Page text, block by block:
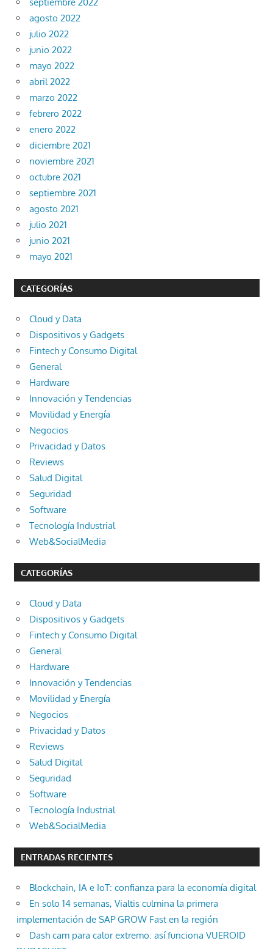
septiembre 2022
agosto 2022
julio 2022
junio 2022
mayo 2022
abril 2022
marzo 2022
febrero 2022
enero 2022
diciembre 2021
noviembre 2021
octubre 2021
septiembre 2021
agosto 2021
julio 2021
junio 2021
mayo 2021
CATEGORÍAS
Cloud y Data
Dispositivos y Gadgets
Fintech y Consumo Digital
General
Hardware
Innovación y Tendencias
Movilidad y Energía
Negocios
Privacidad y Datos
Reviews
Salud Digital
Seguridad
Software
Tecnología Industrial
Web&SocialMedia
CATEGORÍAS
Cloud y Data
Dispositivos y Gadgets
Fintech y Consumo Digital
General
Hardware
Innovación y Tendencias
Movilidad y Energía
Negocios
Privacidad y Datos
Reviews
Salud Digital
Seguridad
Software
Tecnología Industrial
Web&SocialMedia
ENTRADAS RECIENTES
Blockchain, IA e IoT: confianza para la economía digital
En solo 14 semanas, Vialtis culmina la primera
implementación de SAP GROW Fast en la región
Dash cam para calor extremo: así funciona VUEROID